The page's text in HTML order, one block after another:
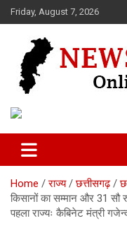
Skip
to
Friday, August 7, 2026
News 36
Home राज्य छत्तीसगढ़
किसानों का सम्मान और 31 सौ
पहला राज्यः कैबिनेट मंत्री